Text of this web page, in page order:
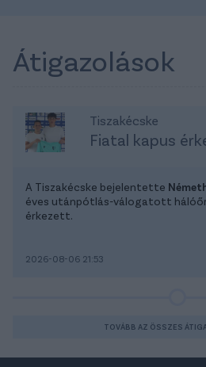
Átigazolások
Tiszakécske
Fiatal kapus
A Tiszakécske bejelentette
éves utánpótlás-válogatott hálóőr
érkezett.
2026-08-06 21:53
TOVÁBB AZ ÖSSZES